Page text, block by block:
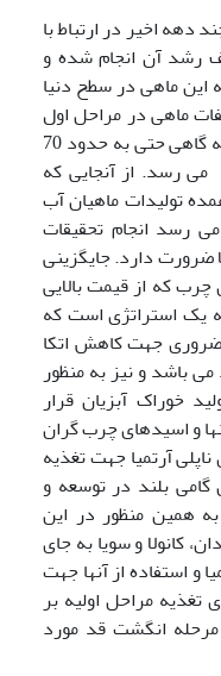
دهه اخیر در ارتباط با
رشد آن انجام شده و
این ماهی در سطح دنیا
ماهی در مراحل اول
دوره لاروی رقم قابل توجه ای است که گاهی حتی به حدود 70
رسد. از آنجایی که
تولیدات ماهیان آب
رسد انجام تحقیقات
ضرورت دارد. جایگزینی
که از قیمت بالایی
یک استراتژی است که
ضروری جهت کاهش اتکا
باشد و نیز به منظور
خوراک آبزیان قرار
روغنها و اسیدهای چرب گران
آرتمیا جهت تغذیه
گامی بلند در توسعه و
همین منظور در این
کانولا و سویا به جای
و استفاده از آنها جهت
تغذیه مراحل اولیه بر
مرحله انگشت قد مورد